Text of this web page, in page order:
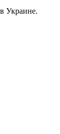
Украине.